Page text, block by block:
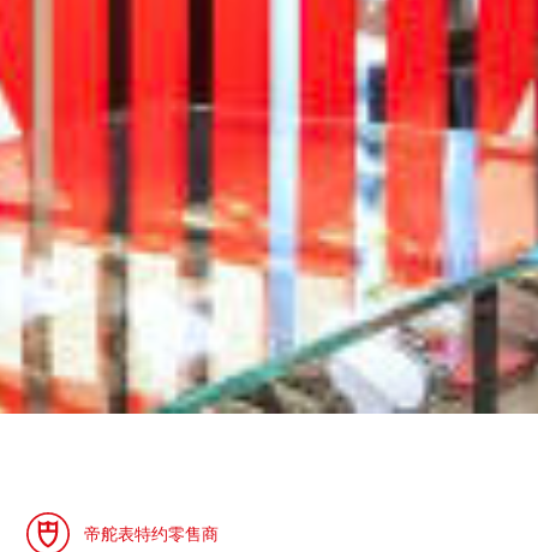
帝舵表特约零售商